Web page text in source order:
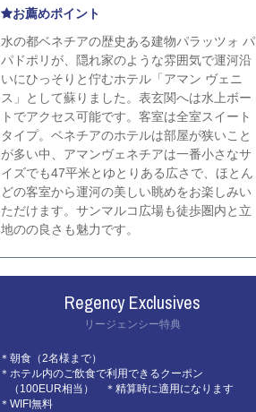
お薦めポイント
水の都ベネチアの歴史ある建物パラッツォ パ
パドポリが、隠れ家のような雰囲気で運河沿
いにひっそりと佇むホテル「アマン ヴェニ
ス」として蘇りました。表玄関へは水上ボー
トでアクセス可能です。客室は全室スイート
タイプ。ベネチアのホテルは部屋が狭いこと
が多い中、アマンヴェネチアは一番小さなサ
イズでも47平米とゆとりある広さで、ほとん
どの客室から運河の美しい眺めをお楽しみい
ただけます。サンマルコ広場も徒歩圏内と立
地のの良さも魅力です。
Regency Exclusives
リージェンシー特典
＊朝食（2名様まで）
＊ホテル内のご飲食で利用できるクーポン
（100EUR相当） ＊精算時に適用になります
＊WIFI無料